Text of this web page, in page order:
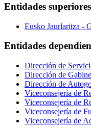
Entidades superiores
Eusko Jaurlaritza -
Entidades
Dirección de
Dirección de
Dirección de
Viceconsejería de
Viceconsejería de
Viceconsejería de
Viceconsejería de